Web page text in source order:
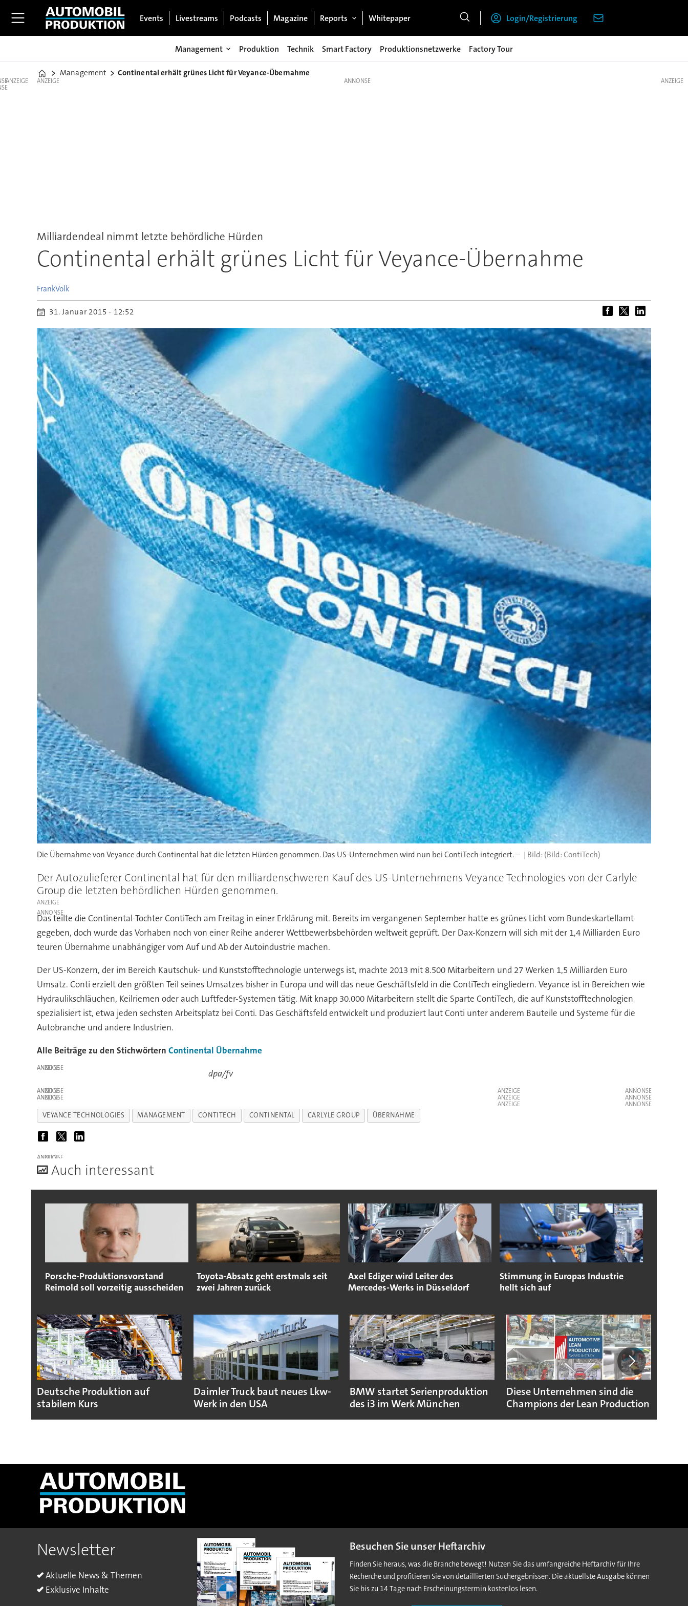
Events Livestreams Podcasts Magazine Reports Whitepaper Login/Registrierung
Management Produktion Technik Smart Factory Produktionsnetzwerke Factory Tour
Home
Management Continental erhält grünes Licht für Veyance-Übernahme
ANZEIGE ANZEIGE
Milliardendeal nimmt letzte behördliche Hürden
Continental erhält grünes Licht für Veyance-Übernahme
FrankVolk
31. Januar 2015 - 12:52
Die Übernahme von Veyance durch Continental hat die letzten Hürden genommen. Das US-Unternehmen wird nun bei ContiTech integriert. – (Bild: ContiTech)
Der Autozulieferer Continental hat für den milliardenschweren Kauf des US-Unternehmens Veyance Technologies von der Carlyle
Group die letzten behördlichen Hürden genommen.
ANZEIGE
Das teilte die Continental-Tochter ContiTech am Freitag in einer Erklärung mit. Bereits im vergangenen September hatte es grünes Licht vom Bundeskartellamt
gegeben, doch wurde das Vorhaben noch von einer Reihe anderer Wettbewerbsbehörden weltweit geprüft. Der Dax-Konzern will sich mit der 1,4 Milliarden Euro
teuren Übernahme unabhängiger vom Auf und Ab der Autoindustrie machen.
Der US-Konzern, der im Bereich Kautschuk- und Kunststofftechnologie unterwegs ist, machte 2013 mit 8.500 Mitarbeitern und 27 Werken 1,5 Milliarden Euro
Umsatz. Conti erzielt den größten Teil seines Umsatzes bisher in Europa und will das neue Geschäftsfeld in die ContiTech eingliedern. Veyance ist in Bereichen wie
Hydraulikschläuchen, Keilriemen oder auch Luftfeder-Systemen tätig. Mit knapp 30.000 Mitarbeitern stellt die Sparte ContiTech, die auf Kunststofftechnologien
spezialisiert ist, etwa jeden sechsten Arbeitsplatz bei Conti. Das Geschäftsfeld entwickelt und produziert laut Conti unter anderem Bauteile und Systeme für die
Autobranche und andere Industrien.
Alle Beiträge zu den Stichwörtern Continental Übernahme
ANZEIGE dpa/fv
ANZEIGE
ANZEIGE
ANZEIGE
ANZEIGE
ANZEIGE
VEYANCE TECHNOLOGIES MANAGEMENT CONTITECH CONTINENTAL CARLYLE GROUP ÜBERNAHME
ANZEIGE
Auch interessant
Porsche-Produktionsvorstand
Reimold soll vorzeitig ausscheiden
Toyota-Absatz geht erstmals seit
zwei Jahren zurück
Axel Ediger wird Leiter des
Mercedes-Werks in Düsseldorf
Stimmung in Europas Industrie
hellt sich auf
Deutsche Produktion auf
stabilem Kurs
Daimler Truck baut neues Lkw-
Werk in den USA
BMW startet Serienproduktion
des i3 im Werk München
Diese Unternehmen sind die
Champions der Lean Production
ANZEIGE
Newsletter
Aktuelle News & Themen
Exklusive Inhalte
Besuchen Sie unser Heftarchiv
Finden Sie heraus, was die Branche bewegt! Nutzen Sie das umfangreiche Heftarchiv für Ihre
Recherche und profitieren Sie von detaillierten Suchergebnissen. Die aktuellste Ausgabe können
Sie bis zu 14 Tage nach Erscheinungstermin kostenlos lesen.